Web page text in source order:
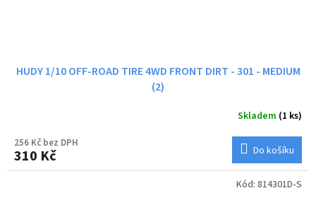
HUDY 1/10 OFF-ROAD TIRE 4WD FRONT DIRT - 301 - MEDIUM
(2)
Skladem (1 ks)
256 Kč bez DPH
310 Kč Do košíku
Kód: 814301D-S